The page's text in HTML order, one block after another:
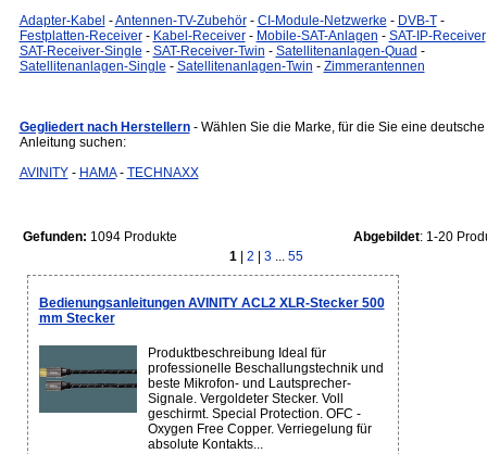
Adapter-Kabel -Antennen-TV-Zubehör- CI-Module-Netzwerke - DVB-T-
Festplatten-Receiver- Kabel-Receiver- Mobile-SAT-Anlagen - SAT-IP-Receiver
SAT-Receiver-Single - SAT-Receiver-Twin - Satellitenanlagen-Quad -
Satellitenanlagen-Single - Satellitenanlagen-Twin - Zimmerantennen
Gegliedert nach Herstellern - Wählen Sie die Marke, für die Sie eine deutsche
Anleitung suchen:
AVINITY- HAMA- TECHNAXX
Gefunden: 1094 Produkte Abgebildet: 1-20
1
2 3... 55
Bedienungsanleitungen AVINITY ACL2 XLR-Stecker 500
mm Stecker
Produktbeschreibung Ideal für
professionelle Beschallungstechnik und
beste Mikrofon- und Lautsprecher-
Signale. Vergoldeter Stecker. Voll
geschirmt. Special Protection. OFC -
Oxygen Free Copper. Verriegelung für
absolute Kontakts...